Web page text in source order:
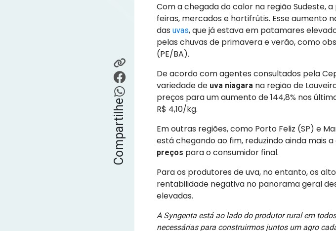
Compartilhe
Com a chegada do calor na região Sudeste,
feiras, mercados e hortifrútis. Esse aumento
das uvas, que já estava em patamares
pelas chuvas de primavera e verão, como
(PE/BA).
De acordo com agentes consultados pela
variedade de uva niagarana região de
preços para um aumento de 144,8% nos
R$ 4,10/kg.
Em outras regiões, como Porto Feliz (SP) e
está chegando ao fim, reduzindo ainda mais
preços para o consumidor final.
Para os produtores de uva, no entanto, os
rentabilidade negativa no panorama geral
elevadas.
A Syngenta está ao lado do produtor rural em
necessárias para construirmos juntos um agro